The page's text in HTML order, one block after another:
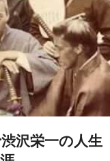
沢栄一の人生